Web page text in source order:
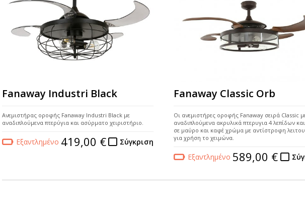
Fanaway Industri Black
Ανεμιστήρας οροφής Fanaway Industri Black με
αναδιπλούμενα πτερύγια και ασύρματο χειριστήριο.
Εξαντλημένο Σύγκριση
419,00 €
Fanaway Classic Orb
Οι ανεμιστήρες οροφής Fanaway σειρά Classic
αναδιπλούμενα ακρυλικά πτερυγια 4 λεπίδων
σε μαύρο και καφέ χρώμα με αντίστροφη
για χρήση το χειμώνα.
Εξαντλημένο 589,00 €